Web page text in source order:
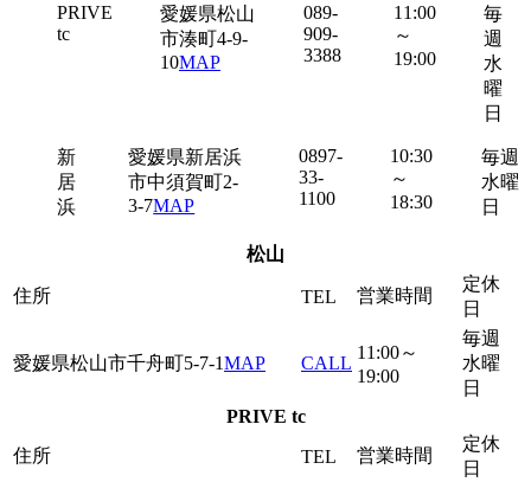
PRIVE
tc
愛媛県松山
市湊町4-9-
10MAP
089-
909-
3388
11:00
～
19:00
毎
週
水
曜
日
新
居
浜
愛媛県新居浜
市中須賀町2-
3-7MAP
0897-
33-
1100
10:30
～
18:30
毎週
水曜
日
松山
住所 TEL 営業時間
定休
日
愛媛県松山市千舟町5-7-1MAP CALL
11:00～
19:00
毎週
水曜
日
PRIVE tc
住所
TEL 営業時間
定休
日